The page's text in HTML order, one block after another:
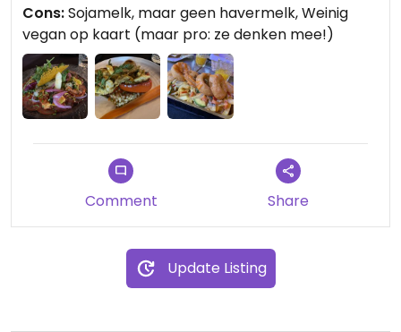
Cons:Sojamelk, maar geen havermelk, Weinig
vegan op kaart (maar pro: ze denken mee!)
Comment Share
Update Listing